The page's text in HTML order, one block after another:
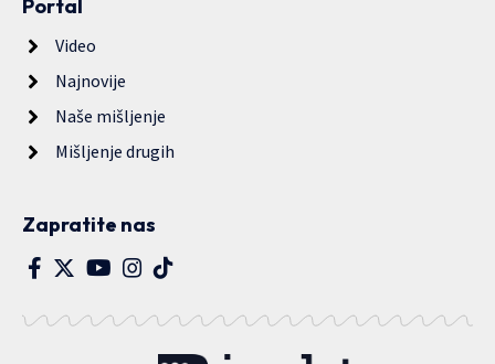
Portal
Video
Najnovije
Naše mišljenje
Mišljenje drugih
Zapratite nas